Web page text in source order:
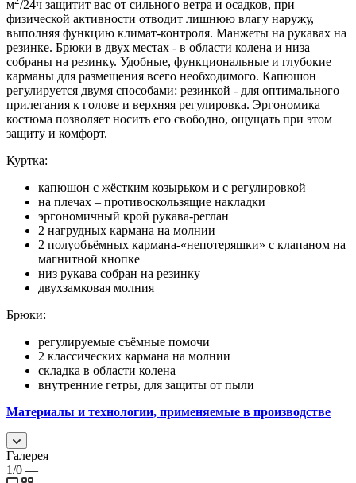
м /24ч защитит вас от сильного ветра и осадков, при
физической активности отводит лишнюю влагу наружу,
выполняя функцию климат-контроля. Манжеты на рукавах на
резинке. Брюки в двух местах - в области колена и низа
собраны на резинку. Удобные, функциональные и глубокие
карманы для размещения всего необходимого. Капюшон
регулируется двумя способами: резинкой - для оптимального
прилегания к голове и верхняя регулировка. Эргономика
костюма позволяет носить его свободно, ощущать при этом
защиту и комфорт.
Куртка:
капюшон с жёстким козырьком и с регулировкой
на плечах – противоскользящие накладки
эргономичный крой рукава-реглан
2 нагрудных кармана на молнии
2 полуобъёмных кармана-«непотеряшки» с клапаном на
магнитной кнопке
низ рукава собран на резинку
двухзамковая молния
Брюки:
регулируемые съёмные помочи
2 классических кармана на молнии
складка в области колена
внутренние гетры, для защиты от пыли
Материалы и технологии, применяемые в производстве
Галерея
1/0 —